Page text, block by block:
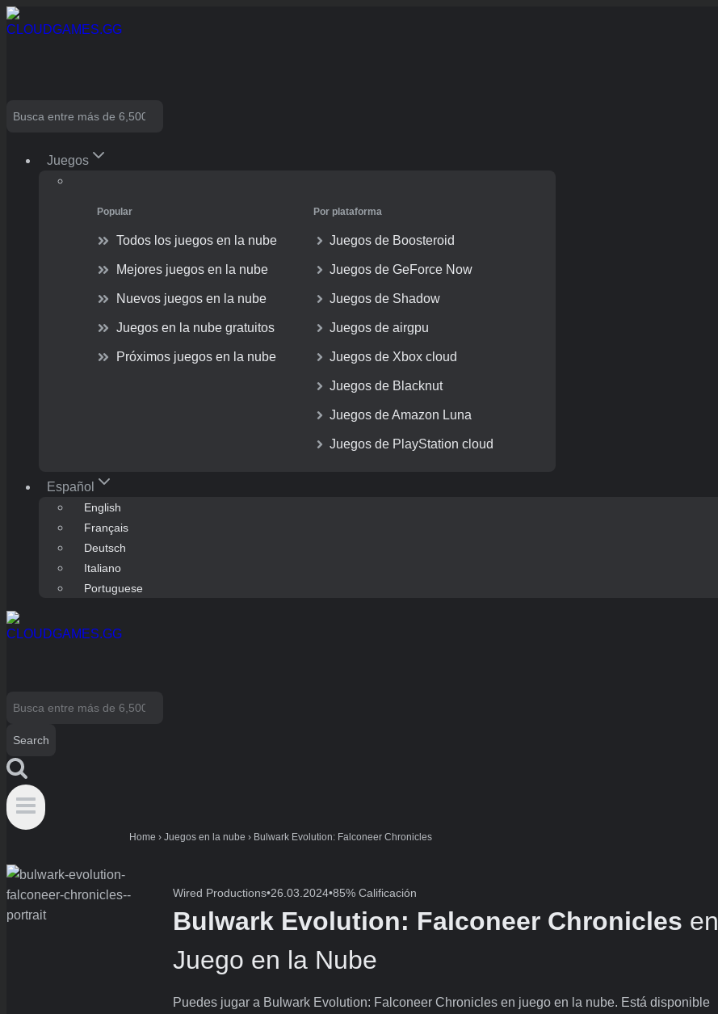
Skip
to
Search
Juegos
Popular
Todos los juegos en la nube
Mejores juegos en la nube
Nuevos juegos en la nube
Juegos en la nube gratuitos
Próximos juegos en la nube
Por plataforma
Juegos de Boosteroid
Juegos de GeForce Now
Juegos de Shadow
Juegos de airgpu
Juegos de Xbox cloud
Juegos de Blacknut
Juegos de Amazon Luna
Juegos de PlayStation cloud
Español
English
Français
Deutsch
Italiano
Portuguese
Search
Home › Juegos en la nube › Bulwark Evolution: Falconeer Chronicles
Wired Productions•26.03.2024•85% Calificación
Bulwark Evolution: Falconeer Chronicles en
Juego en la Nube
Puedes jugar a Bulwark Evolution: Falconeer Chronicles en juego en la nube. Está disponible